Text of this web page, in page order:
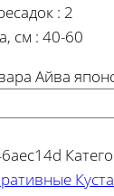
: 2
см : 40-60
Айва